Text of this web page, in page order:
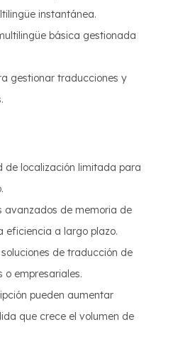
instantánea.
básica gestionada
gestionar traducciones y
de localización limitada para
avanzados de memoria de
eficiencia a largo plazo.
de traducción de
o empresariales.
pueden aumentar
que crece el volumen de